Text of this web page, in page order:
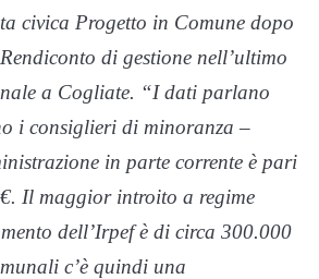
civica Progetto in Comune dopo
di gestione nell’ultimo
a Cogliate. “I dati parlano
i consiglieri di minoranza –
in parte corrente è pari
Il maggior introito a regime
dell’Irpef è di circa 300.000
c’è quindi una